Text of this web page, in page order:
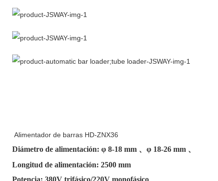
Alimentador de barras HD-ZNX36
Diámetro de alimentación: φ 8-18 mm 、φ 18-26 mm 、
Longitud de alimentación: 2500 mm
Potencia: 380V trifásico/220V monofásico